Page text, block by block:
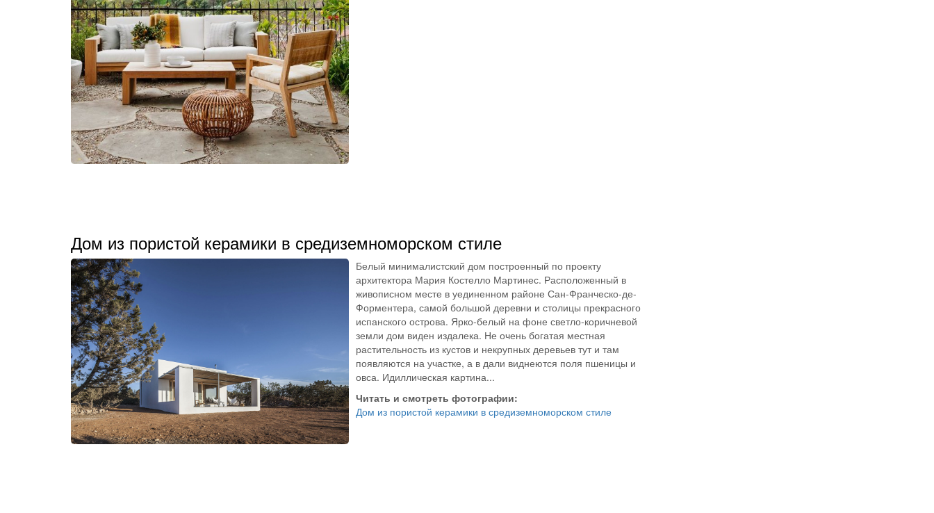
Дом из пористой керамики в средиземноморском стиле
Белый минималистский дом построенный по проекту
архитектора Мария Костелло Мартинес. Расположенный в
живописном месте в уединенном районе Сан-Франческо-де-
Форментера, самой большой деревни и столицы прекрасного
испанского острова. Ярко-белый на фоне светло-коричневой
земли дом виден издалека. Не очень богатая местная
растительность из кустов и некрупных деревьев тут и там
появляются на участке, а в дали виднеются поля пшеницы и
овса. Идиллическая картина...
Читать и смотреть фотографии:
Дом из пористой керамики в средиземноморском стиле